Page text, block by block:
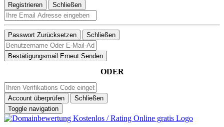
Registrieren Schließen
Passwort Zurücksetzen Schließen
Bestätigungsmail Erneut Senden
ODER
Account überprüfen
Schließen
Toggle navigation